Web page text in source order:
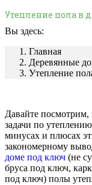
Утепление пола в
Вы здесь:
Главная
Деревянные
Утепление
Давайте посмотрим,
задачи по
минусах и плюсах
закономерному
доме под ключ (не
бруса под ключ,
под ключ) полы